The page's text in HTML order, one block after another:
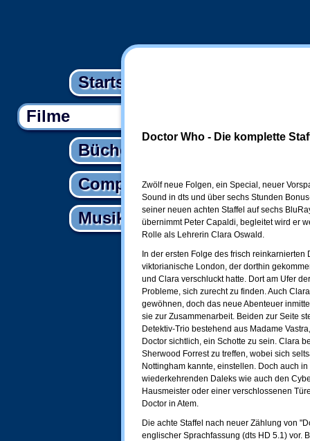
Startseite
Filme
Bücher
Computer
Musik
Doctor Who - Die komplette
Zwölf neue Folgen, ein Special, neuer
Sound in dts und über sechs Stunden
seiner neuen achten Staffel auf sechs
übernimmt Peter Capaldi, begleitet wird er
Rolle als Lehrerin Clara Oswald.
In der ersten Folge des frisch
viktorianische London, der dorthin
und Clara verschluckt hatte. Dort am Ufer
Probleme, sich zurecht zu finden. Auch
gewöhnen, doch das neue Abenteuer
sie zur Zusammenarbeit. Beiden zur Seite
Detektiv-Trio bestehend aus Madame
Doctor sichtlich, ein Schotte zu sein. Clara
Sherwood Forrest zu treffen, wobei sich
Nottingham kannte, einstellen. Doch auch
wiederkehrenden Daleks wie auch den
Hausmeister oder einer verschlossenen
Doctor in Atem.
Die achte Staffel nach neuer Zählung von
englischer Sprachfassung (dts HD 5.1) vor.